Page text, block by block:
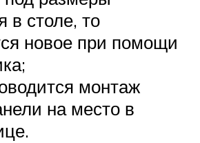
в столе, то
новое при помощи
монтаж
на место в